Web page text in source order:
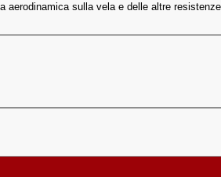
aerodinamica sulla vela e delle altre